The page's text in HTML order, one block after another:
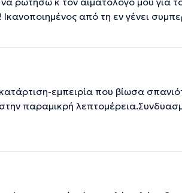
από τη εν γένει
εμπειρία που βίωσα
παραμικρή